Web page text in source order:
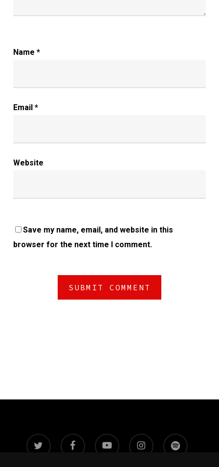
Name *
Email *
Website
Save my name, email, and website in this
browser for the next time I comment.
twitter facebook youtube instagram spotify